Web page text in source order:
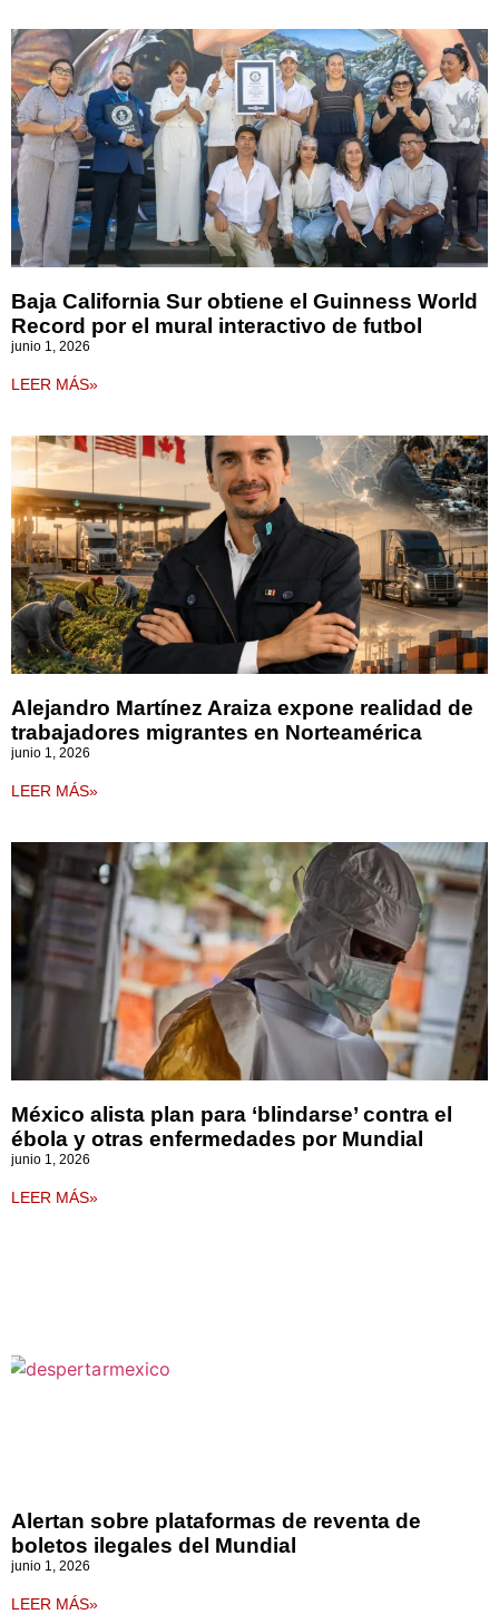
Baja California Sur obtiene el Guinness World
Record por el mural interactivo de futbol
junio 1, 2026
LEER MÁS»
Alejandro Martínez Araiza expone realidad de
trabajadores migrantes en Norteamérica
junio 1, 2026
LEER MÁS»
México alista plan para ‘blindarse’ contra el
ébola y otras enfermedades por Mundial
junio 1, 2026
LEER MÁS»
Alertan sobre plataformas de reventa de
boletos ilegales del Mundial
junio 1, 2026
LEER MÁS»